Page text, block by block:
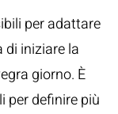
per adattare
di iniziare la
giorno. È
per definire più